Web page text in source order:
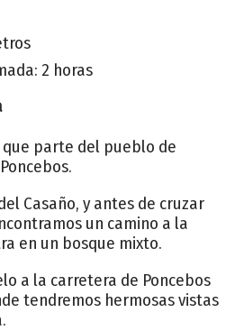
2 horas
que parte del pueblo de
Casaño, y antes de cruzar
un camino a la
en un bosque mixto.
a la carretera de Poncebos
tendremos hermosas vistas